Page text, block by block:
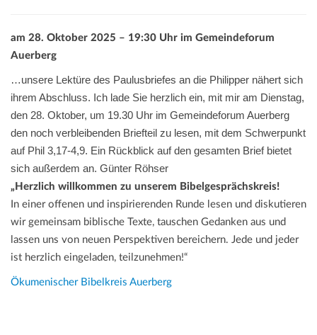
am 28. Oktober 2025 – 19:30 Uhr im Gemeindeforum
Auerberg
…unsere Lektüre des Paulusbriefes an die Philipper nähert sich
ihrem Abschluss. Ich lade Sie herzlich ein, mit mir am Dienstag,
den 28. Oktober, um 19.30 Uhr im Gemeindeforum Auerberg
den noch verbleibenden Briefteil zu lesen, mit dem Schwerpunkt
auf Phil 3,17-4,9. Ein Rückblick auf den gesamten Brief bietet
sich außerdem an. Günter Röhser
„Herzlich willkommen zu unserem Bibelgesprächskreis!
In einer offenen und inspirierenden Runde lesen und diskutieren
wir gemeinsam biblische Texte, tauschen Gedanken aus und
lassen uns von neuen Perspektiven bereichern. Jede und jeder
ist herzlich eingeladen, teilzunehmen!“
Ökumenischer Bibelkreis Auerberg